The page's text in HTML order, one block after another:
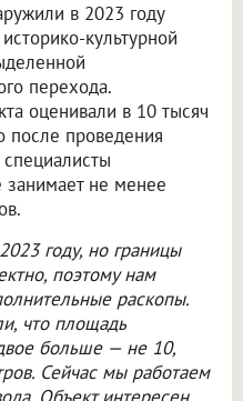
в 2023 году
культурной
перехода.
оценивали в 10 тысяч
после проведения
занимает не менее
году, но границы
поэтому нам
раскопы.
что площадь
больше — не 10,
Сейчас мы работаем